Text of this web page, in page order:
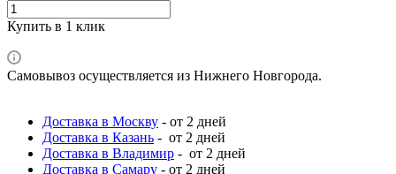
Купить в 1 клик
Самовывоз осуществляется из Нижнего Новгорода.
Доставка в Москву - от 2 дней
Доставка в Казань - от 2 дней
Доставка в Владимир - от 2 дней
Доставка в Самару - от 2 дней